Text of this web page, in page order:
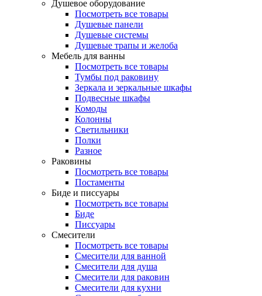
Душевое оборудование
Посмотреть все товары
Душевые панели
Душевые системы
Душевые трапы и желоба
Мебель для ванны
Посмотреть все товары
Тумбы под раковину
Зеркала и зеркальные шкафы
Подвесные шкафы
Комоды
Колонны
Светильники
Полки
Разное
Раковины
Посмотреть все товары
Постаменты
Биде и писсуары
Посмотреть все товары
Биде
Писсуары
Смесители
Посмотреть все товары
Смесители для ванной
Смесители для душа
Смесители для раковин
Смесители для кухни